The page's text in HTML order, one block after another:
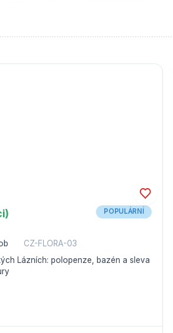
POPULÁRNÍ
CZ-FLORA-03
Lázních: polopenze, bazén a sleva